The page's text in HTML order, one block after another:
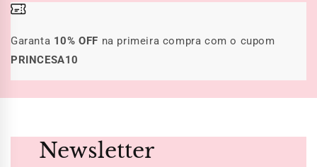
Garanta 10% OFF na primeira compra com o cupom
PRINCESA10
Newsletter